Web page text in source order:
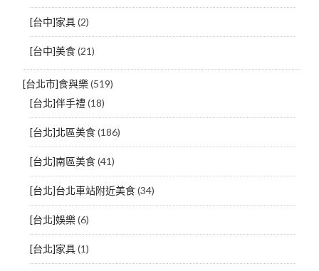
[台中]家具(2)
[台中]美食(21)
[台北市]食與樂(519)
[台北]伴手禮(18)
[台北]北區美食(186)
[台北]南區美食(41)
[台北]台北車站附近美食(34)
[台北]娛樂(6)
[台北]家具(1)